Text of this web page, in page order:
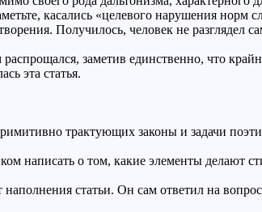
касались «целевого нарушения
Получилось, человек не разглядел
заметив единственно, что
эта статья.
трактующих законы и задачи
написать о том, какие элементы делают
статьи. Он сам ответил на